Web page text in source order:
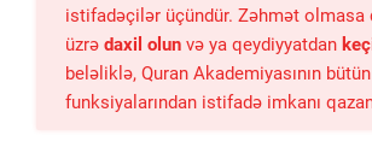
istifadəçilər üçündür. Zəhmət olmasa
üzrə daxil olun və ya qeydiyyatdan
beləliklə, Quran Akademiyasının bütün
funksiyalarından istifadə imkanı